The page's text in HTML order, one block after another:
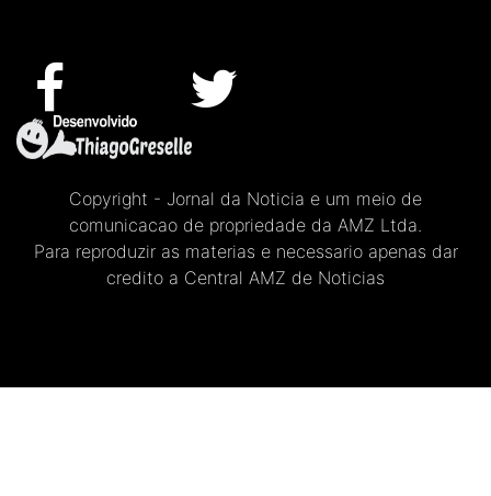
Copyright - Jornal da Noticia e um meio de
comunicacao de propriedade da AMZ Ltda.
Para reproduzir as materias e necessario apenas dar
credito a Central AMZ de Noticias